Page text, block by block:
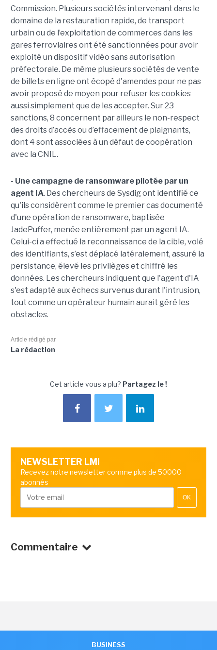
Commission. Plusieurs sociétés intervenant dans le
domaine de la restauration rapide, de transport
urbain ou de l’exploitation de commerces dans les
gares ferroviaires ont été sanctionnées pour avoir
exploité un dispositif vidéo sans autorisation
préfectorale. De même plusieurs sociétés de vente
de billets en ligne ont écopé d'amendes pour ne pas
avoir proposé de moyen pour refuser les cookies
aussi simplement que de les accepter. Sur 23
sanctions, 8 concernent par ailleurs le non-respect
des droits d’accès ou d’effacement de plaignants,
dont 4 sont associées à un défaut de coopération
avec la CNIL.
- Une campagne de ransomware pilotée par un
agent IA. Des chercheurs de Sysdig ont identifié ce
qu'ils considèrent comme le premier cas documenté
d'une opération de ransomware, baptisée
JadePuffer, menée entièrement par un agent IA.
Celui-ci a effectué la reconnaissance de la cible, volé
des identifiants, s’est déplacé latéralement, assuré la
persistance, élevé les privilèges et chiffré les
données. Les chercheurs indiquent que l'agent d'IA
s'est adapté aux échecs survenus durant l'intrusion,
tout comme un opérateur humain aurait géré les
obstacles.
Article rédigé par
La rédaction
Cet article vous a plu? Partagez le !
NEWSLETTER LMI
Recevez notre newsletter comme plus de 50000
abonnés
OK
Commentaire
BUSINESS